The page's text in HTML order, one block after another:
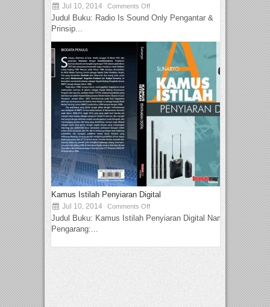
Jul 10, 2014 Comments Off
Judul Buku: Radio Is Sound Only Pengantar &
Prinsip...
Kamus Istilah Penyiaran Digital
Jul 10, 2014 Comments Off
Judul Buku: Kamus Istilah Penyiaran Digital Nama
Pengarang:...